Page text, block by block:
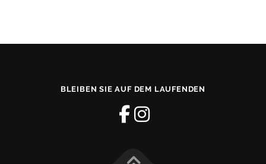
BLEIBEN SIE AUF DEM LAUFENDEN